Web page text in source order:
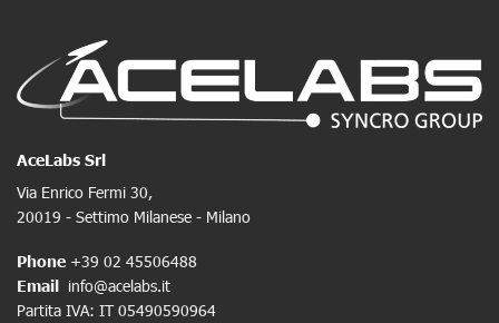
AceLabs Srl
Via Enrico Fermi 30,
20019 - Settimo Milanese - Milano
Phone +39 02 45506488
Email info@acelabs.it
Partita IVA: IT 05490590964